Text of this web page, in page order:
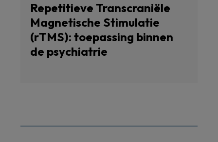
Repetitieve Transcraniële
Magnetische Stimulatie
(rTMS): toepassing binnen
de psychiatrie